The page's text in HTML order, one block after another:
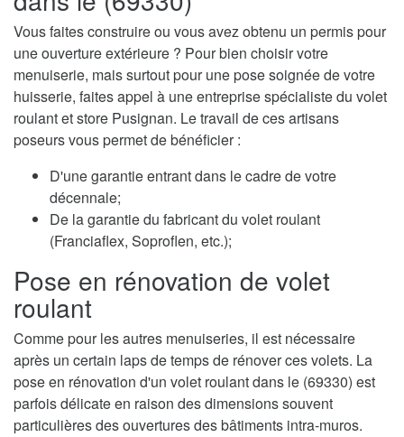
Vous faites construire ou vous avez obtenu un permis pour
une ouverture extérieure ? Pour bien choisir votre
menuiserie, mais surtout pour une pose soignée de votre
huisserie, faites appel à une entreprise spécialiste du volet
roulant et store Pusignan. Le travail de ces artisans
poseurs vous permet de bénéficier :
D'une garantie entrant dans le cadre de votre
décennale;
De la garantie du fabricant du volet roulant
(Franciaflex, Soproflen, etc.);
Pose en rénovation de volet
roulant
Comme pour les autres menuiseries, il est nécessaire
après un certain laps de temps de rénover ces volets. La
pose en rénovation d'un volet roulant dans le (69330) est
parfois délicate en raison des dimensions souvent
particulières des ouvertures des bâtiments intra-muros.